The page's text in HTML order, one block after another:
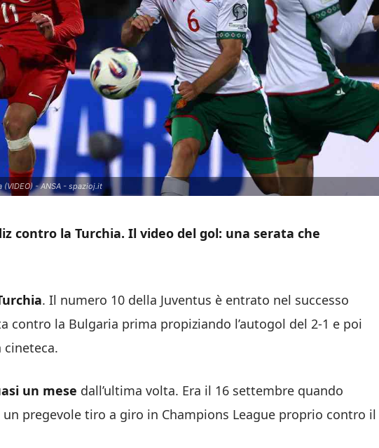
- ANSA - spazioj.it
contro la Turchia. Il video del gol: una serata che
. Il numero 10 della Juventus è entrato nel successo
contro la Bulgaria prima propiziando l’autogol del 2-1 e poi
un mese dall’ultima volta. Era il 16 settembre quando
pregevole tiro a giro in Champions League proprio contro il